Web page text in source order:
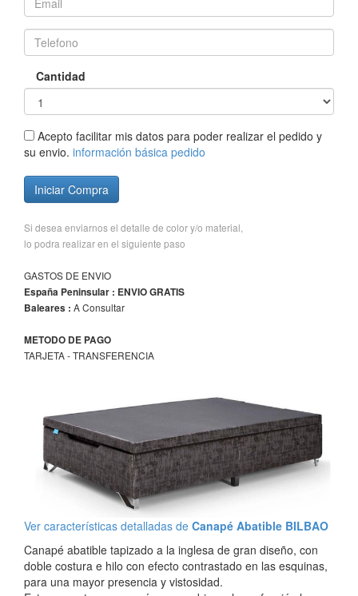
Cantidad
Acepto facilitar mis datos para poder realizar el pedido y
su envio. información básica pedido
Iniciar Compra
Si desea enviarnos el detalle de color y/o material,
lo podra realizar en el siguiente paso
GASTOS DE ENVIO
España Peninsular : ENVIO GRATIS
Baleares : A Consultar
METODO DE PAGO
TARJETA - TRANSFERENCIA
Ver características detalladas de Canapé Abatible BILBAO
Canapé abatible tapizado a la inglesa de gran diseño, con
doble costura e hilo con efecto contrastado en las esquinas,
para una mayor presencia y vistosidad.